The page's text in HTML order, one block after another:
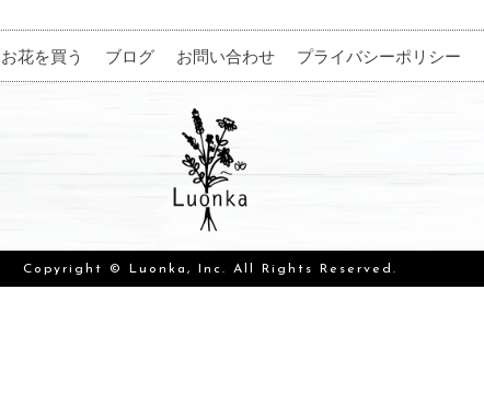
お花を買う ブログ お問い合わせ プライバシーポリシー
Copyright © Luonka, Inc. All Rights Reserved.